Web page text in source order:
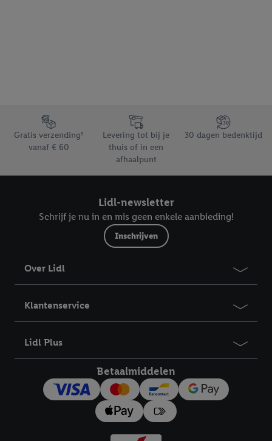
Footerelement met de verschillende USPs van Lidl.be
Gratis verzending¹
vanaf € 60
Levering tot bij je
thuis of in een
afhaalpunt
30 dagen bedenktijd
Lidl-newsletter
Schrijf je nu in en mis geen enkele aanbieding!
Inschrijven
Over Lidl
Klantenservice
Lidl Plus
Betaalmiddelen